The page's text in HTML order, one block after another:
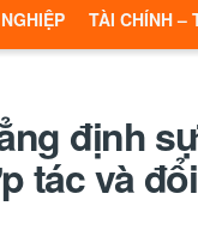
TÀI CHÍNH –
định
tác và